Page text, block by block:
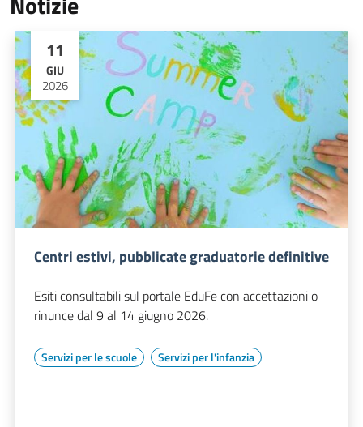
11
GIU
2026
Centri estivi, pubblicate graduatorie definitive
Esiti consultabili sul portale EduFe con accettazioni o
rinunce dal 9 al 14 giugno 2026.
Servizi per le scuole Servizi per l'infanzia